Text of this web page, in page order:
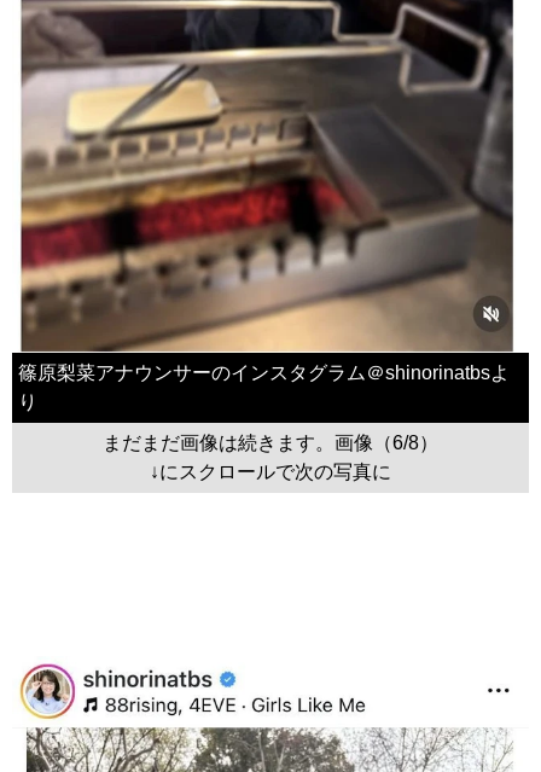
篠原梨菜アナウンサーのインスタグラム＠shinorinatbsよ
り
まだまだ画像は続きます。画像（6/8）
↓にスクロールで次の写真に